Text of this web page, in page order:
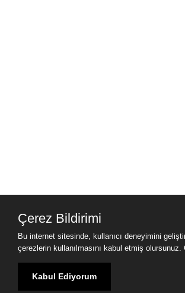
Çerez Bildirimi
Bu internet sitesinde, kullanıcı deneyimini
çerezlerin kullanılmasını kabul etmiş
Kabul Ediyorum